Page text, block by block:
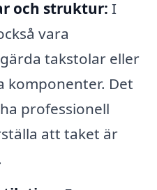
och struktur: I
vara
takstolar eller
komponenter. Det
professionell
att taket är